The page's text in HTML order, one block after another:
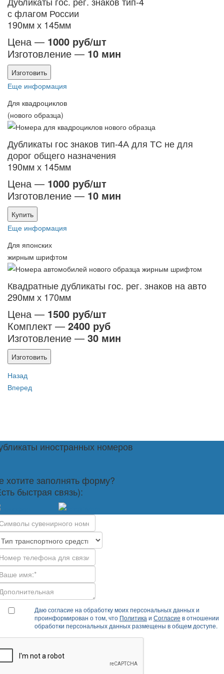
с флагом России
190мм х 145мм
Цена — 1000 руб/шт
Изготовление — 10 мин
Изготовить
Еще информация
Для квадроциклов
(нового образца)
Дубликаты гос знаков тип-4А для ТС не для
дорог общего назначения
190мм х 145мм
Цена — 1000 руб/шт
Изготовление — 10 мин
Купить
Еще информация
Для японских
жирным шрифтом
Квадратные дубликаты гос. рег. знаков на авто
290мм х 170мм
Цена — 1500 руб/шт
Комплект — 2400 руб
Изготовление — 30 мин
Изготовить
Назад
Вперед
иностранных номеров
хотите заполнять форму?
быстрая связь):
Даю согласие на обработку моих персональных данных и
проинформирован о том, что Политика и Согласие в отношении
обработки персональных данных размещены в общем доступе.